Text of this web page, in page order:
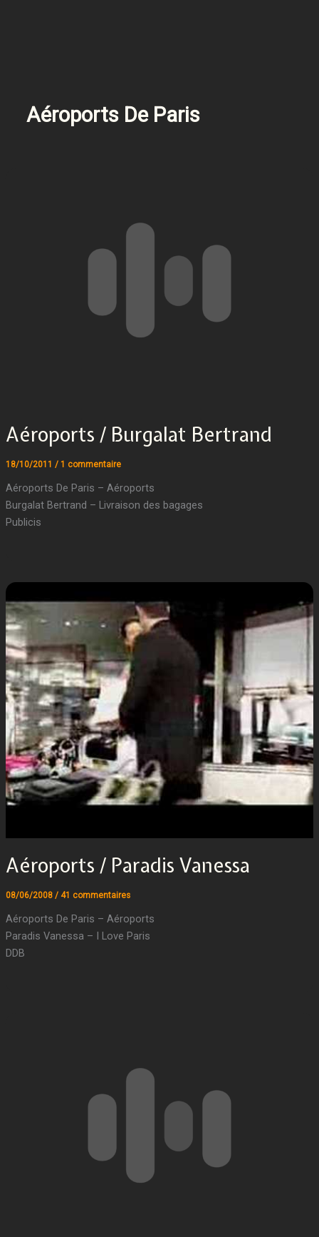
Aéroports De Paris
Aéroports / Burgalat Bertrand
18/10/2011 / 1 commentaire
Aéroports De Paris – Aéroports
Burgalat Bertrand – Livraison des bagages
Publicis
Aéroports / Paradis Vanessa
08/06/2008 / 41 commentaires
Aéroports De Paris – Aéroports
Paradis Vanessa – I Love Paris
DDB